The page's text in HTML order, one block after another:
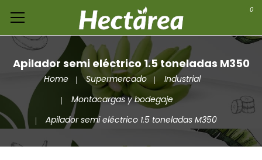
0
Apilador semi eléctrico 1.5 toneladas M350
Home Supermercado
Industrial
Montacargas y bodegaje
Apilador semi eléctrico 1.5 toneladas M350